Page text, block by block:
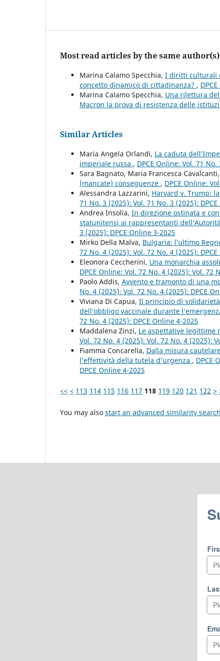
Most read articles by the same author(s)
Marina Calamo Specchia, I diritti culturali
concetto dinamico di cittadinanza? ,
Marina Calamo Specchia, Una rilettura
Macron la prova di resistenza delle
Similar Articles
Maria Angela Orlandi, La caduta
imperiale russa , DPCE Online: Vol. 71
Sara Bagnato, Maria Francesca
(mancate) conseguenze , DPCE Online:
Alessandra Lazzarini, Harvard v. Trump:
71 No. 3 (2025): Vol. 71 No. 3 (2025):
Andrea Insolia, In direzione ostinata e
statunitensi ai rappresentanti
3 (2025): DPCE Online 3-2025
Mirko Della Malva, Bulgaria: l’ultimo
72 No. 4 (2025): Vol. 72 No. 4 (2025):
Eleonora Ceccherini, Una monarchia
DPCE Online: Vol. 72 No. 4 (2025): Vol. 72
Paolo Addis, Avvento e tramonto di una
No. 4 (2025): Vol. 72 No. 4 (2025): DPCE
Viviana Di Capua, Il principio di
dell’obbligo vaccinale durante
72 No. 4 (2025): DPCE Online 4-2025
Maddalena Zinzi, Le aspettative
Vol. 72 No. 4 (2025): Vol. 72 No. 4 (2025):
Fiamma Concarella, Dalla misura
l’effettività della tutela d’urgenza , DPCE
DPCE Online 4-2025
<< < 113 114 115 116 117 118 119 120 121 122 >
You may also start an advanced similarity